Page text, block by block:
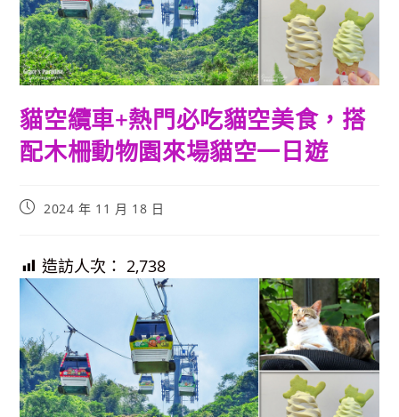
貓空纜車+熱門必吃貓空美食，搭
配木柵動物園來場貓空一日遊
Post2024 年 11 月 18 日
造訪人次： 2,738